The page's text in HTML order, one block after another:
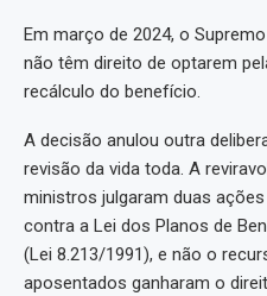
Em março de 2024, o
não têm direito de optarem
recálculo do benefício.
A decisão anulou outra
revisão da vida toda. A
ministros julgaram duas
contra a Lei dos Planos de
(Lei 8.213/1991), e não o
aposentados ganharam o